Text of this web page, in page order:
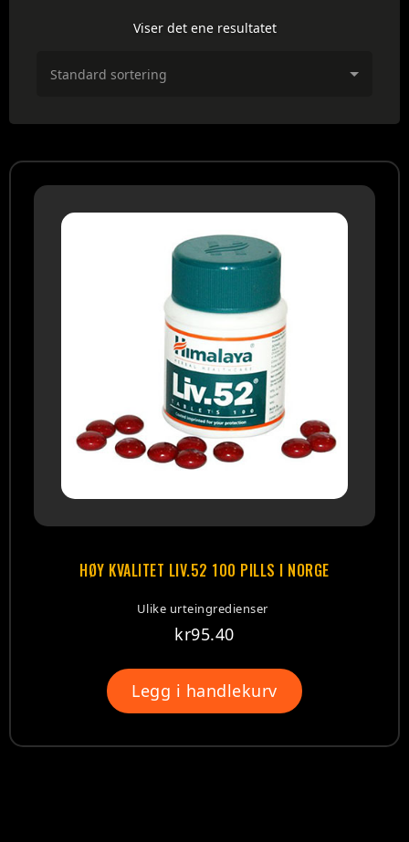
Viser det ene resultatet
HØY KVALITET LIV.52 100 PILLS I NORGE
Ulike urteingredienser
kr95.40
Legg i handlekurv